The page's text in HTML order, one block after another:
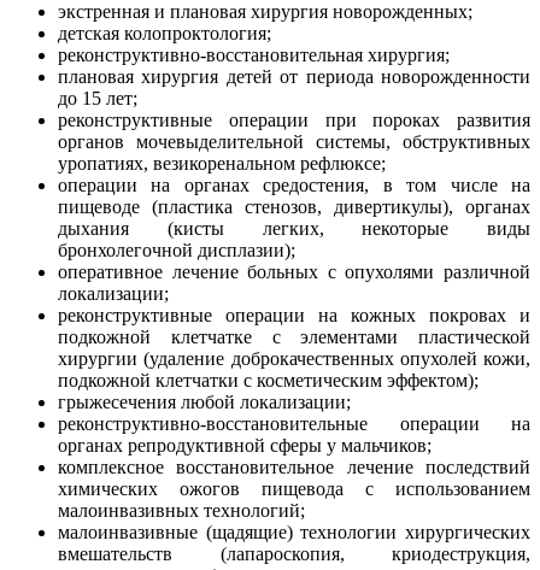
экстренная и плановая хирургия новорожденных;
детская колопроктология;
реконструктивно-восстановительная хирургия;
плановая хирургия детей от периода новорожденности
до 15 лет;
реконструктивные операции при пороках развития
органов мочевыделительной системы, обструктивных
уропатиях, везикоренальном рефлюксе;
операции на органах средостения, в том числе на
пищеводе (пластика стенозов, дивертикулы), органах
дыхания (кисты легких, некоторые виды
бронхолегочной дисплазии);
оперативное лечение больных с опухолями различной
локализации;
реконструктивные операции на кожных покровах и
подкожной клетчатке с элементами пластической
хирургии (удаление доброкачественных опухолей кожи,
подкожной клетчатки с косметическим эффектом);
грыжесечения любой локализации;
реконструктивно-восстановительные операции на
органах репродуктивной сферы у мальчиков;
комплексное восстановительное лечение последствий
химических ожогов пищевода с использованием
малоинвазивных технологий;
малоинвазивные (щадящие) технологии хирургических
вмешательств (лапароскопия, криодеструкция,